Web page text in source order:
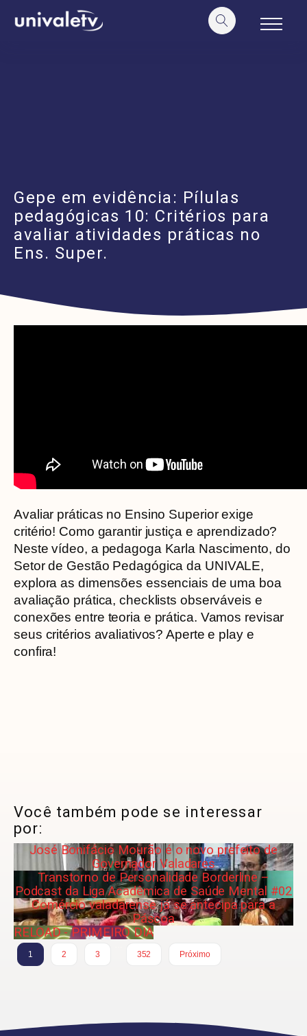
conteúdo
Gepe em evidência: Pílulas
pedagógicas 10: Critérios para
avaliar atividades práticas no
Ens. Super.
Avaliar práticas no Ensino Superior exige
critério! Como garantir justiça e aprendizado?
Neste vídeo, a pedagoga Karla Nascimento, do
Setor de Gestão Pedagógica da UNIVALE,
explora as dimensões essenciais de uma boa
avaliação prática, checklists observáveis e
conexões entre teoria e prática. Vamos revisar
seus critérios avaliativos? Aperte e play e
confira!
Você também pode se interessar
por:
José Bonifácio Mourão é o novo prefeito de
Governador Valadares
Transtorno de Personalidade Borderline –
Podcast da Liga Acadêmica de Saúde Mental #02
Comércio valadarense já se antecipa para a
Páscoa
RELOAD - PRIMEIRO DIA
1 2 3
352
Próximo